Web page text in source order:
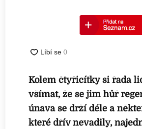
Kolem čtyřicítky si řada
všímat, že se jim hůř
únava se drží déle a
které dřív nevadily,